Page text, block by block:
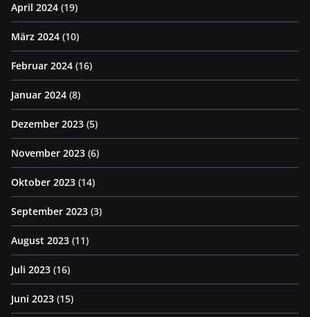
April 2024 (19)
März 2024 (10)
Februar 2024 (16)
Januar 2024 (8)
Dezember 2023 (5)
November 2023 (6)
Oktober 2023 (14)
September 2023 (3)
August 2023 (11)
Juli 2023 (16)
Juni 2023 (15)